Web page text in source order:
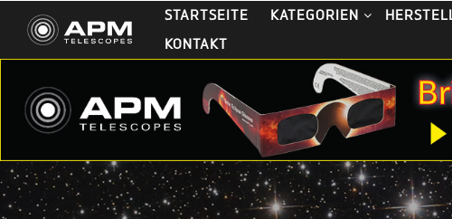
STARTSEITE KATEGORIEN
KONTAKT